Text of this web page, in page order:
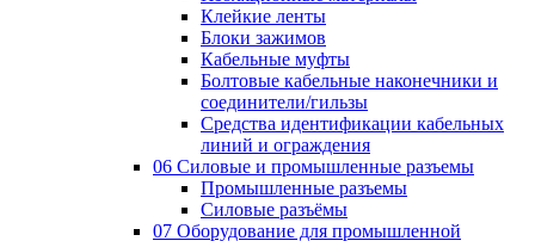
Клейкие ленты
Блоки зажимов
Кабельные муфты
Болтовые кабельные наконечники и
соединители/гильзы
Средства идентификации кабельных
линий и ограждения
06 Силовые и промышленные разъемы
Промышленные разъемы
Силовые разъёмы
07 Оборудование для промышленной